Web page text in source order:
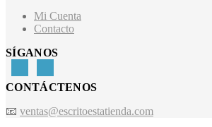
Mi Cuenta
Contacto
SÍGANOS
CONTÁCTENOS
📧 ventas@escritoestatienda.com